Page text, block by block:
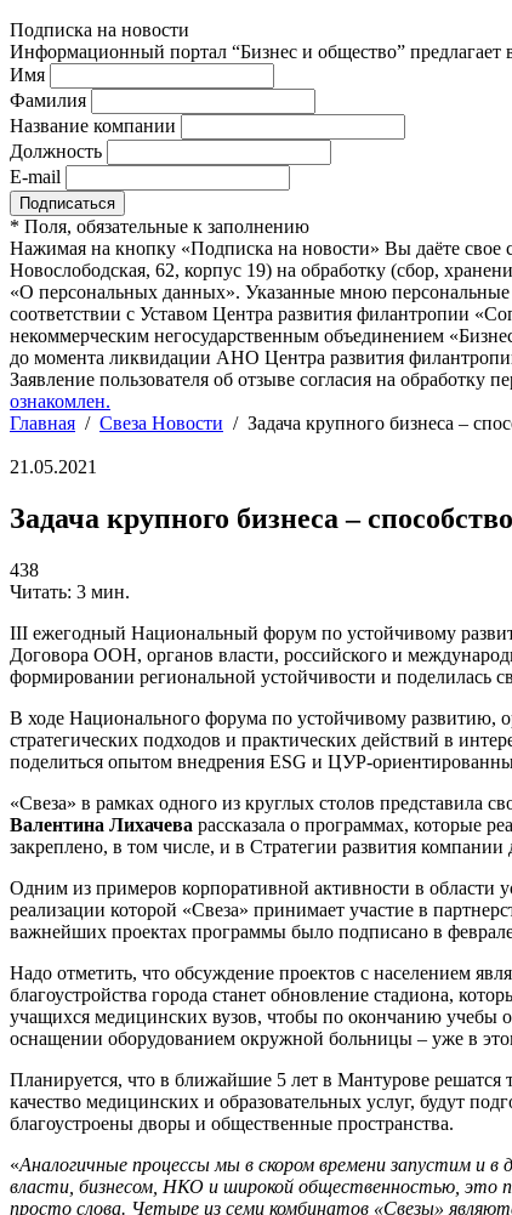
Подписка на новости
Информационный портал “Бизнес и общество” предлагает
Имя
Фамилия
Название компании
Должность
E-mail
* Поля, обязательные к заполнению
Нажимая на кнопку «Подписка на новости» Вы даёте свое
Новослободская, 62, корпус 19) на обработку (сбор,
«О персональных данных». Указанные мною персональные
соответствии с Уставом Центра развития филантропии
некоммерческим негосударственным объединением
до момента ликвидации АНО Центра развития
Заявление пользователя об отзыве согласия на
ознакомлен.
Главная / Свеза Новости / Задача крупного бизнеса –
21.05.2021
Задача крупного бизнеса –
438
Читать: 3 мин.
III ежегодный Национальный форум по устойчивому
Договора ООН, органов власти, российского и
формировании региональной устойчивости и поделилась
В ходе Национального форума по устойчивому развитию,
стратегических подходов и практических действий в
поделиться опытом внедрения ESG и ЦУР-
«Свеза» в рамках одного из круглых столов представила
Валентина Лихачева рассказала о программах, которые
закреплено, в том числе, и в Стратегии развития компании
Одним из примеров корпоративной активности в области
реализации которой «Свеза» принимает участие в
важнейших проектах программы было подписано в
Надо отметить, что обсуждение проектов с населением
благоустройства города станет обновление стадиона,
учащихся медицинских вузов, чтобы по окончанию учебы
оснащении оборудованием окружной больницы – уже в
Планируется, что в ближайшие 5 лет в Мантурове решатся
качество медицинских и образовательных услуг, будут
благоустроены дворы и общественные пространства.
«Аналогичные процессы мы в скором времени запустим и
власти, бизнесом, НКО и широкой общественностью, это
просто слова. Четыре из семи комбинатов «Свезы»